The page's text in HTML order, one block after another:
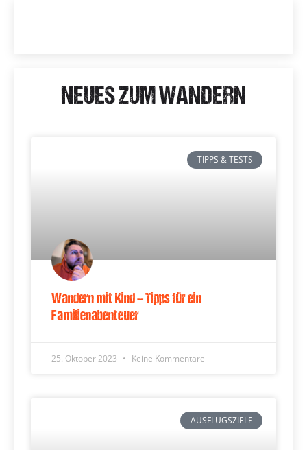
NEUES ZUM WANDERN
TIPPS & TESTS
Wandern mit Kind – Tipps für ein
Familienabenteuer
25. Oktober 2023 Keine Kommentare
AUSFLUGSZIELE